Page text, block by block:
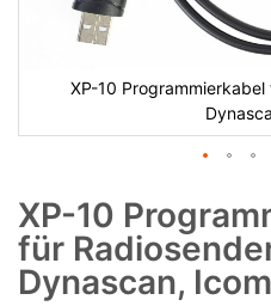
XP-10
XP-10
für
Dynascan, Icom